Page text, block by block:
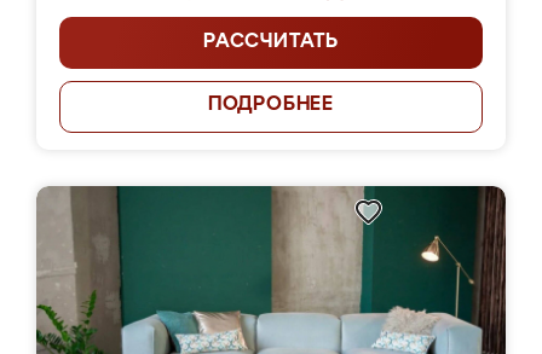
РАССЧИТАТЬ
ПОДРОБНЕЕ